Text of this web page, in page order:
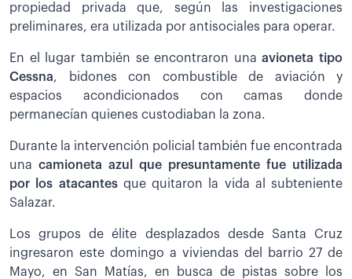
propiedad privada que, según las investigaciones
preliminares, era utilizada por antisociales para operar.
En el lugar también se encontraron unaavioneta tipo
Cessna, bidones con combustible de aviación y
espacios acondicionados con camas donde
permanecían quienes custodiaban la zona.
Durante la intervención policial también fue encontrada
una camioneta azul que presuntamente fue utilizada
por los atacantes que quitaron la vida al subteniente
Salazar.
Los grupos de élite desplazados desde Santa Cruz
ingresaron este domingo a viviendas del barrio 27 de
Mayo, en San Matías, en busca de pistas sobre los